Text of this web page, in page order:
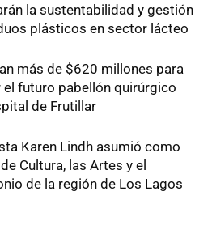
la sustentabilidad y gestión
plásticos en sector lácteo
más de $620 millones para
el futuro pabellón quirúrgico
de Frutillar
Karen Lindh asumió como
Cultura, las Artes y el
de la región de Los Lagos